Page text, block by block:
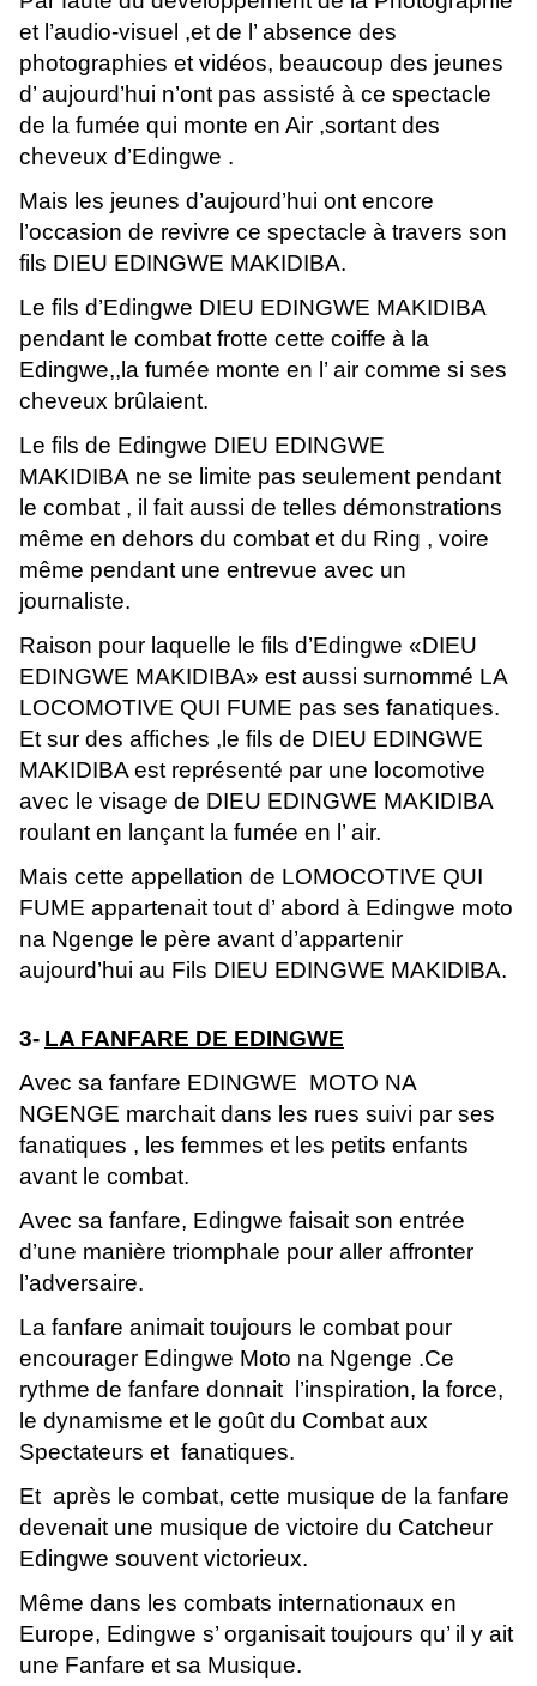
et l’audio-visuel ,et de l’ absence des
photographies et vidéos, beaucoup des jeunes
d’ aujourd’hui n’ont pas assisté à ce spectacle
de la fumée qui monte en Air ,sortant des
cheveux d’Edingwe .
Mais les jeunes d’aujourd’hui ont encore
l’occasion de revivre ce spectacle à travers son
fils DIEU EDINGWE MAKIDIBA.
Le fils d’Edingwe DIEU EDINGWE MAKIDIBA
pendant le combat frotte cette coiffe à la
Edingwe,,la fumée monte en l’ air comme si ses
cheveux brûlaient.
Le fils de Edingwe DIEU EDINGWE
MAKIDIBA ne se limite pas seulement pendant
le combat , il fait aussi de telles démonstrations
même en dehors du combat et du Ring , voire
même pendant une entrevue avec un
journaliste.
Raison pour laquelle le fils d’Edingwe «DIEU
EDINGWE MAKIDIBA» est aussi surnommé LA
LOCOMOTIVE QUI FUME pas ses fanatiques.
Et sur des affiches ,le fils de DIEU EDINGWE
MAKIDIBA est représenté par une locomotive
avec le visage de DIEU EDINGWE MAKIDIBA
roulant en lançant la fumée en l’ air.
Mais cette appellation de LOMOCOTIVE QUI
FUME appartenait tout d’ abord à Edingwe moto
na Ngenge le père avant d’appartenir
aujourd’hui au Fils DIEU EDINGWE MAKIDIBA.
3- LA FANFARE DE EDINGWE
Avec sa fanfare EDINGWE MOTO NA
NGENGE marchait dans les rues suivi par ses
fanatiques , les femmes et les petits enfants
avant le combat.
Avec sa fanfare, Edingwe faisait son entrée
d’une manière triomphale pour aller affronter
l’adversaire.
La fanfare animait toujours le combat pour
encourager Edingwe Moto na Ngenge .Ce
rythme de fanfare donnait l’inspiration, la force,
le dynamisme et le goût du Combat aux
Spectateurs et fanatiques.
Et après le combat, cette musique de la fanfare
devenait une musique de victoire du Catcheur
Edingwe souvent victorieux.
Même dans les combats internationaux en
Europe, Edingwe s’ organisait toujours qu’ il y ait
une Fanfare et sa Musique.